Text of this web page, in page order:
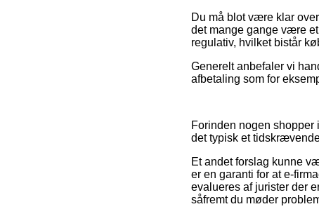
Du må blot være klar
det mange gange være
regulativ, hvilket bistår
Generelt anbefaler vi
afbetaling som for
Forinden nogen
det typisk et
Et andet forslag kunne
er en garanti for at e-
evalueres af jurister der
såfremt du møder